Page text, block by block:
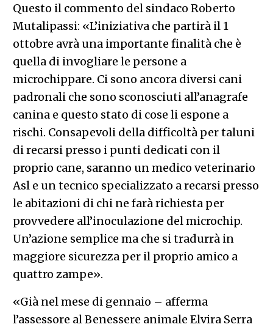
Questo il commento del sindaco Roberto
Mutalipassi: «L’iniziativa che partirà il 1
ottobre avrà una importante finalità che è
quella di invogliare le persone a
microchippare. Ci sono ancora diversi cani
padronali che sono sconosciuti all’anagrafe
canina e questo stato di cose li espone a
rischi. Consapevoli della difficoltà per taluni
di recarsi presso i punti dedicati con il
proprio cane, saranno un medico veterinario
Asl e un tecnico specializzato a recarsi presso
le abitazioni di chi ne farà richiesta per
provvedere all’inoculazione del microchip.
Un’azione semplice ma che si tradurrà in
maggiore sicurezza per il proprio amico a
quattro zampe».
«Già nel mese di gennaio – afferma
l’assessore al Benessere animale Elvira Serra